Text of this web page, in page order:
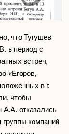
что Тугушев
в период с
встреч,
«Егоров,
в г.
чтобы
отказались
группы компаний